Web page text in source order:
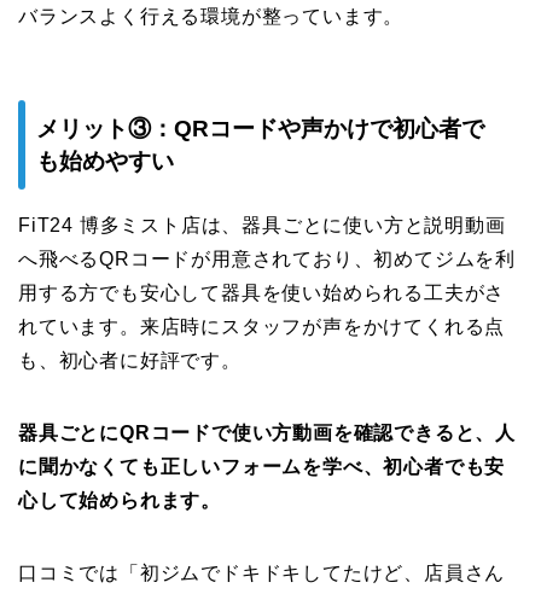
バランスよく行える環境が整っています。
メリット③：QRコードや声かけで初心者で
も始めやすい
FiT24 博多ミスト店は、器具ごとに使い方と説明動画
へ飛べるQRコードが用意されており、初めてジムを利
用する方でも安心して器具を使い始められる工夫がさ
れています。来店時にスタッフが声をかけてくれる点
も、初心者に好評です。
器具ごとにQRコードで使い方動画を確認できると、人
に聞かなくても正しいフォームを学べ、初心者でも安
心して始められます。
口コミでは「初ジムでドキドキしてたけど、店員さん